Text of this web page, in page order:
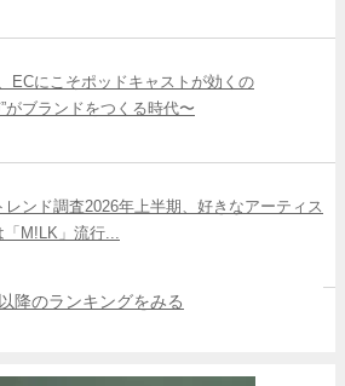
ECにこそポッドキャストが効くの
がブランドをつくる時代〜
レンド調査2026年上半期、好きなアーティス
「M!LK」流行...
降のランキングをみる